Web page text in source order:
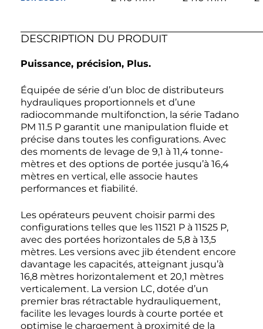
DESCRIPTION DU PRODUIT
Puissance, précision, Plus.
Équipée de série d’un bloc de distributeurs
hydrauliques proportionnels et d’une
radiocommande multifonction, la série Tadano
PM 11.5 P garantit une manipulation fluide et
précise dans toutes les configurations. Avec
des moments de levage de 9,1 à 11,4 tonne-
mètres et des options de portée jusqu’à 16,4
mètres en vertical, elle associe hautes
performances et fiabilité.
Les opérateurs peuvent choisir parmi des
configurations telles que les 11521 P à 11525 P,
avec des portées horizontales de 5,8 à 13,5
mètres. Les versions avec jib étendent encore
davantage les capacités, atteignant jusqu’à
16,8 mètres horizontalement et 20,1 mètres
verticalement. La version LC, dotée d’un
premier bras rétractable hydrauliquement,
facilite les levages lourds à courte portée et
optimise le chargement à proximité de la